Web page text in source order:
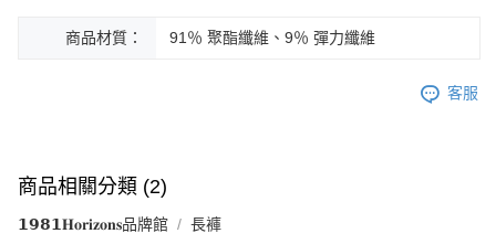
商品材質： 91％ 聚酯纖維、9％ 彈力纖維
客服
商品相關分類 (2)
𝟭𝟵𝟴𝟭𝐇𝐨𝐫𝐢𝐳𝐨𝐧𝐬品牌館 長褲